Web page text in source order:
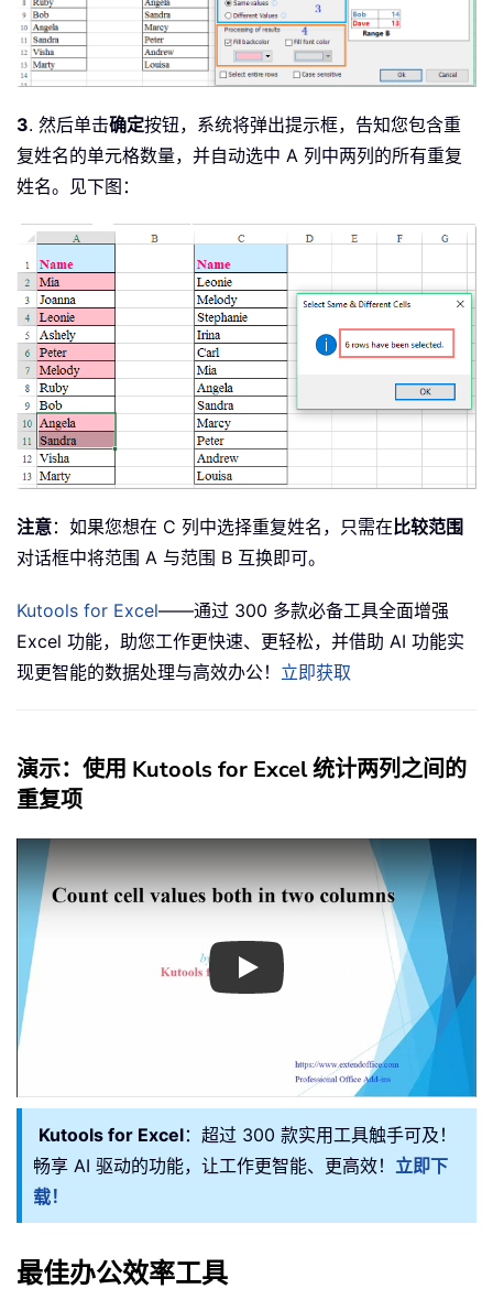
3. 然后单击确定按钮，系统将弹出提示框，告知您包含重
复姓名的单元格数量，并自动选中 A 列中两列的所有重复
姓名。见下图：
注意：如果您想在 C 列中选择重复姓名，只需在 比较范围
对话框中将范围 A 与范围 B 互换即可。
Kutools for Excel——通过 300 多款必备工具全面增强
Excel 功能，助您工作更快速、更轻松，并借助 AI 功能实
现更智能的数据处理与高效办公！ 立即获取
演示：使用 Kutools for Excel 统计两列之间的
重复项
Play
Kutools for Excel：超过 300 款实用工具触手可及！
畅享 AI 驱动的功能，让工作更智能、更高效！ 立即下
载！
最佳办公效率工具